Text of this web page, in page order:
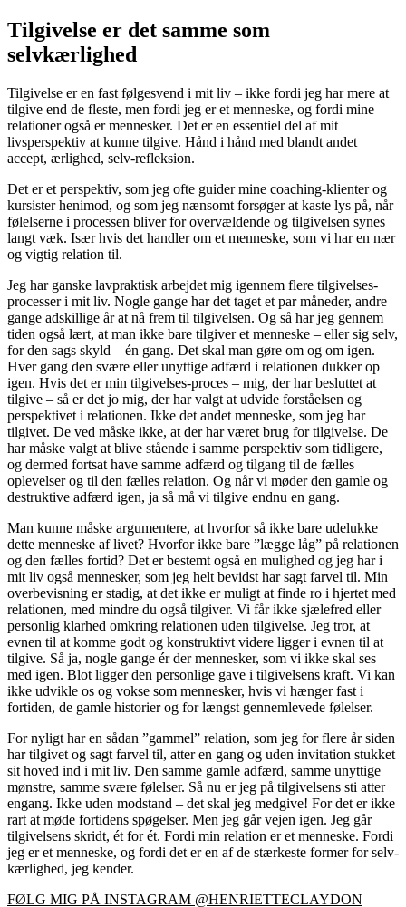
Tilgivelse er det samme som
selvkærlighed
Tilgivelse er en fast følgesvend i mit liv – ikke fordi jeg har mere at
tilgive end de fleste, men fordi jeg er et menneske, og fordi mine
relationer også er mennesker. Det er en essentiel del af mit
livsperspektiv at kunne tilgive. Hånd i hånd med blandt andet
accept, ærlighed, selv-refleksion.
Det er et perspektiv, som jeg ofte guider mine coaching-klienter og
kursister henimod, og som jeg nænsomt forsøger at kaste lys på, når
følelserne i processen bliver for overvældende og tilgivelsen synes
langt væk. Især hvis det handler om et menneske, som vi har en nær
og vigtig relation til.
Jeg har ganske lavpraktisk arbejdet mig igennem flere tilgivelses-
processer i mit liv. Nogle gange har det taget et par måneder, andre
gange adskillige år at nå frem til tilgivelsen. Og så har jeg gennem
tiden også lært, at man ikke bare tilgiver et menneske – eller sig selv,
for den sags skyld – én gang. Det skal man gøre om og om igen.
Hver gang den svære eller unyttige adfærd i relationen dukker op
igen. Hvis det er min tilgivelses-proces – mig, der har besluttet at
tilgive – så er det jo mig, der har valgt at udvide forståelsen og
perspektivet i relationen. Ikke det andet menneske, som jeg har
tilgivet. De ved måske ikke, at der har været brug for tilgivelse. De
har måske valgt at blive stående i samme perspektiv som tidligere,
og dermed fortsat have samme adfærd og tilgang til de fælles
oplevelser og til den fælles relation. Og når vi møder den gamle og
destruktive adfærd igen, ja så må vi tilgive endnu en gang.
Man kunne måske argumentere, at hvorfor så ikke bare udelukke
dette menneske af livet? Hvorfor ikke bare ”lægge låg” på relationen
og den fælles fortid? Det er bestemt også en mulighed og jeg har i
mit liv også mennesker, som jeg helt bevidst har sagt farvel til. Min
overbevisning er stadig, at det ikke er muligt at finde ro i hjertet med
relationen, med mindre du også tilgiver. Vi får ikke sjælefred eller
personlig klarhed omkring relationen uden tilgivelse. Jeg tror, at
evnen til at komme godt og konstruktivt videre ligger i evnen til at
tilgive. Så ja, nogle gange ér der mennesker, som vi ikke skal ses
med igen. Blot ligger den personlige gave i tilgivelsens kraft. Vi kan
ikke udvikle os og vokse som mennesker, hvis vi hænger fast i
fortiden, de gamle historier og for længst gennemlevede følelser.
For nyligt har en sådan ”gammel” relation, som jeg for flere år siden
har tilgivet og sagt farvel til, atter en gang og uden invitation stukket
sit hoved ind i mit liv. Den samme gamle adfærd, samme unyttige
mønstre, samme svære følelser. Så nu er jeg på tilgivelsens sti atter
engang. Ikke uden modstand – det skal jeg medgive! For det er ikke
rart at møde fortidens spøgelser. Men jeg går vejen igen. Jeg går
tilgivelsens skridt, ét for ét. Fordi min relation er et menneske. Fordi
jeg er et menneske, og fordi det er en af de stærkeste former for selv-
kærlighed, jeg kender.
FØLG MIG PÅ INSTAGRAM @HENRIETTECLAYDON​